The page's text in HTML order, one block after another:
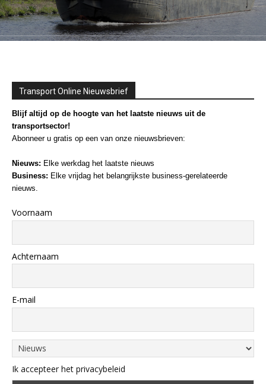
Transport Online Nieuwsbrief
Blijf altijd op de hoogte van het laatste nieuws uit de
transportsector!
Abonneer u gratis op een van onze nieuwsbrieven:
Nieuws: Elke werkdag het laatste nieuws
Business: Elke vrijdag het belangrijkste business-gerelateerde
nieuws.
Voornaam
Achternaam
E-mail
Ik accepteer het privacybeleid